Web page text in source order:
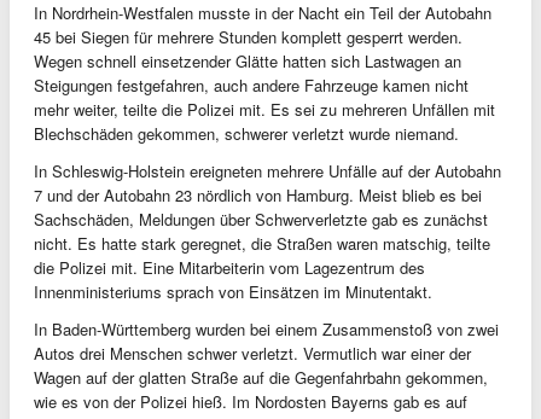
In Nordrhein-Westfalen musste in der Nacht ein Teil der Autobahn
45 bei Siegen für mehrere Stunden komplett gesperrt werden.
Wegen schnell einsetzender Glätte hatten sich Lastwagen an
Steigungen festgefahren, auch andere Fahrzeuge kamen nicht
mehr weiter, teilte die Polizei mit. Es sei zu mehreren Unfällen mit
Blechschäden gekommen, schwerer verletzt wurde niemand.
In Schleswig-Holstein ereigneten mehrere Unfälle auf der Autobahn
7 und der Autobahn 23 nördlich von Hamburg. Meist blieb es bei
Sachschäden, Meldungen über Schwerverletzte gab es zunächst
nicht. Es hatte stark geregnet, die Straßen waren matschig, teilte
die Polizei mit. Eine Mitarbeiterin vom Lagezentrum des
Innenministeriums sprach von Einsätzen im Minutentakt.
In Baden-Württemberg wurden bei einem Zusammenstoß von zwei
Autos drei Menschen schwer verletzt. Vermutlich war einer der
Wagen auf der glatten Straße auf die Gegenfahrbahn gekommen,
wie es von der Polizei hieß. Im Nordosten Bayerns gab es auf